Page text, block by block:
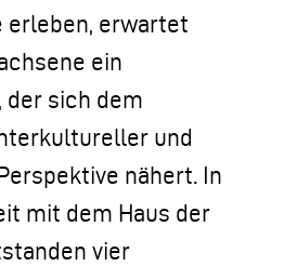
erleben, erwartet
ein
der sich dem
und
nähert. In
mit dem Haus der
vier